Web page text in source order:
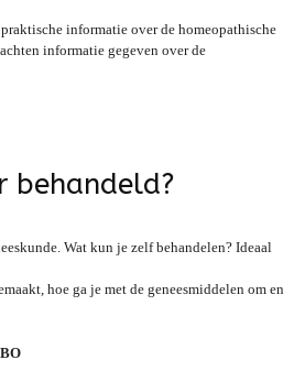
informatie over de homeopathische
informatie gegeven over de
behandeld?
Wat kun je zelf behandelen? Ideaal
hoe ga je met de geneesmiddelen om en